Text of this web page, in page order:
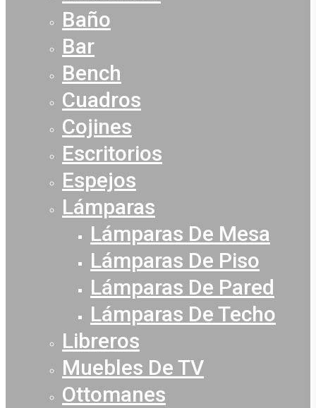
Baño
Bar
Bench
Cuadros
Cojines
Escritorios
Espejos
Lámparas
Lámparas De Mesa
Lámparas De Piso
Lámparas De Pared
Lámparas De Techo
Libreros
Muebles De TV
Ottomanes